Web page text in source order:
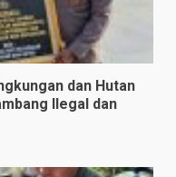
dan Hutan
Ilegal dan